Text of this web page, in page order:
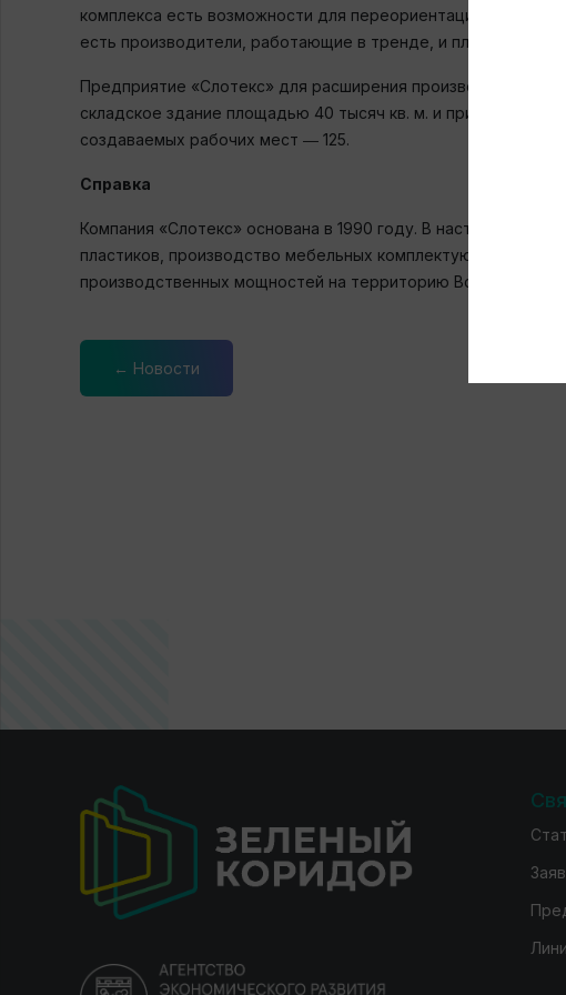
комплекса есть возможности для переориентации
есть производители, работающие в тренде, и планирующие
Предприятие «Слотекс» для расширения производства
складское здание площадью 40 тысяч кв. м. и приобретено
создаваемых рабочих мест ― 125.
Справка
Компания «Слотекс» основана в 1990 году. В настоящее
пластиков, производство мебельных комплектующих,
производственных мощностей на территорию
← Новости